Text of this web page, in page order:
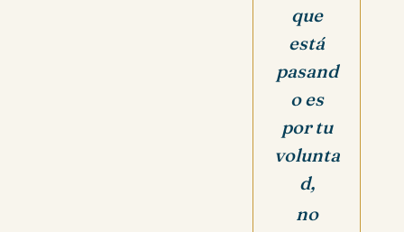
que
está
pasand
o es
por tu
volunta
d,
no